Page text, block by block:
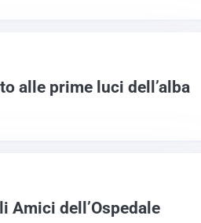
alle prime luci dell’alba
Amici dell’Ospedale